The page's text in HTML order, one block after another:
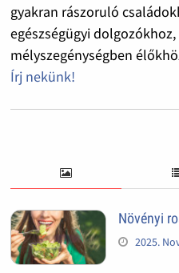
gyakran rászoruló
egészségügyi
mélyszegénységben
Írj nekünk!
Növényi
2025.